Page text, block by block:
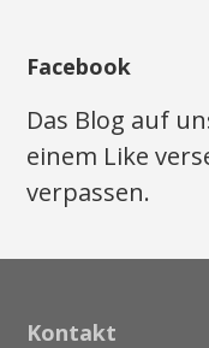
Facebook
Das Blog auf
einem Like
verpassen.
Kontakt